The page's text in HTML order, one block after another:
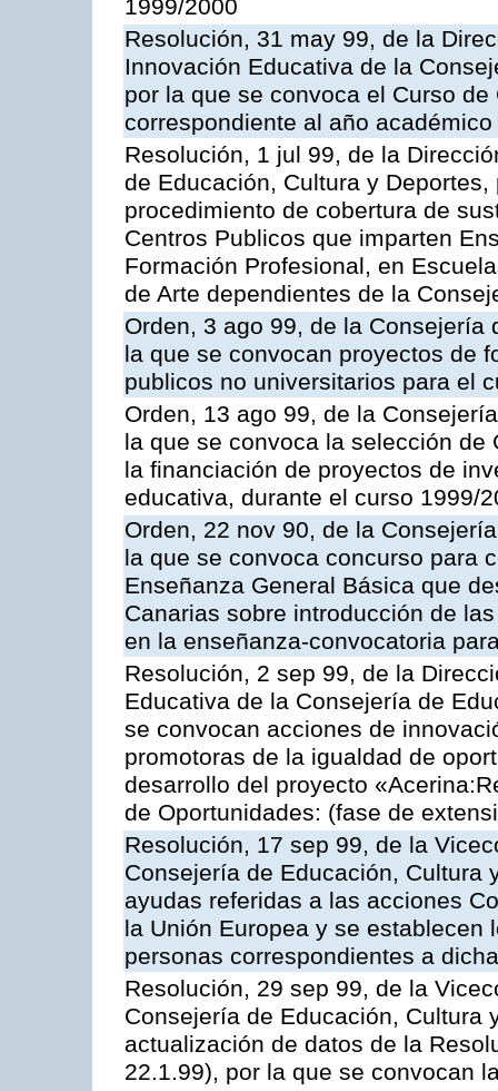
1999/2000
Resolución, 31 may 99, de la
Innovación Educativa de la
por la que se convoca el Curso
correspondiente al año
Resolución, 1 jul 99, de la
de Educación, Cultura y
procedimiento de cobertura de
Centros Publicos que imparten
Formación Profesional, en
de Arte dependientes de la
Orden, 3 ago 99, de la Consejería
la que se convocan proyectos de
publicos no universitarios para el
Orden, 13 ago 99, de la
la que se convoca la selección de
la financiación de proyectos de
educativa, durante el curso 1999/
Orden, 22 nov 90, de la
la que se convoca concurso para
Enseñanza General Básica que
Canarias sobre introducción de
en la enseñanza-convocatoria
Resolución, 2 sep 99, de la
Educativa de la Consejería de
se convocan acciones de
promotoras de la igualdad de
desarrollo del proyecto
de Oportunidades: (fase de
Resolución, 17 sep 99, de la
Consejería de Educación, Cultura
ayudas referidas a las acciones
la Unión Europea y se establecen
personas correspondientes a
Resolución, 29 sep 99, de la
Consejería de Educación, Cultura
actualización de datos de la
22.1.99), por la que se convocan